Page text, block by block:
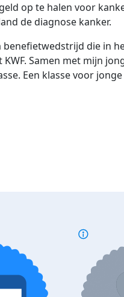
op te halen voor
de diagnose kanker.
die in
Samen met mijn
Een klasse voor